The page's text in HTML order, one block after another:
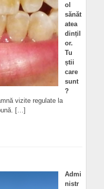
ol
sănăt
atea
dințil
or.
Tu
știi
care
sunt
?
vizite regulate la
[…]
Admi
nistr